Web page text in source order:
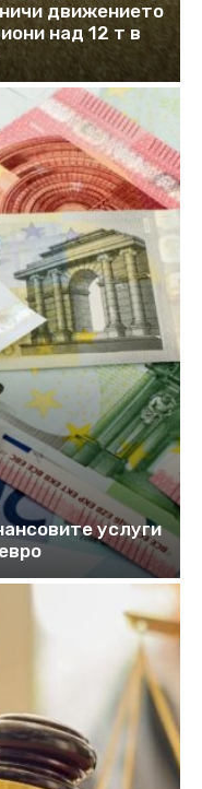
движението
над 12 т в
услуги